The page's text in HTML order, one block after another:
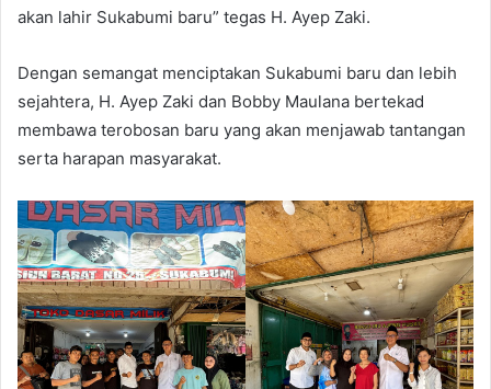
akan lahir Sukabumi baru” tegas H. Ayep Zaki.
Dengan semangat menciptakan Sukabumi baru dan lebih
sejahtera, H. Ayep Zaki dan Bobby Maulana bertekad
membawa terobosan baru yang akan menjawab tantangan
serta harapan masyarakat.